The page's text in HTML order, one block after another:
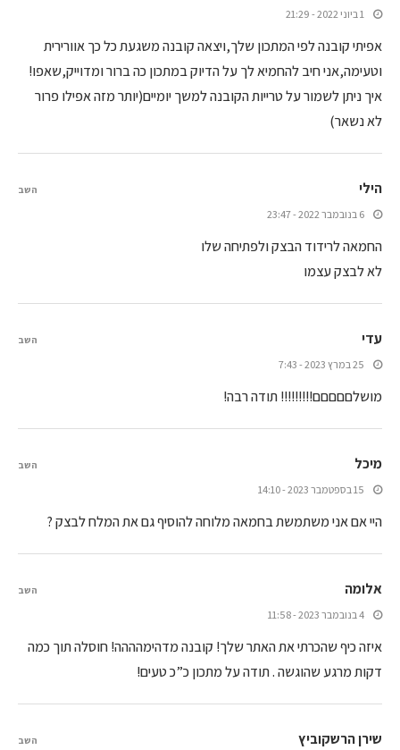
1 ביוני 2022 - 21:29
אפיתי קובנה לפי המתכון שלך,ויצאה קובנה משגעת כל כך אוורירית
וטעימה,אני חיב להחמיא לך על הדיוק במתכון כה ברור ומדוייק,שאפו!
איך ניתן לשמור על טרייות הקובנה למשך יומיים(יותר מזה אפילו פרור
לא נשאר)
הילי
6 בנובמבר 2022 - 23:47
החמאה לרידוד הבצק ולפתיחה שלו
לא לבצק עצמו
השב
עדי
25 במרץ 2023 - 7:43
מושלםםםםם!!!!!!!!! תודה רבה!
השב
מיכל
15 בספטמבר 2023 - 14:10
היי אם אני משתמשת בחמאה מלוחה להוסיף גם את המלח לבצק ?
השב
אלומה
4 בנובמבר 2023 - 11:58
איזה כיף שהכרתי את האתר שלך! קובנה מדהימהההה! חוסלה תוך כמה
דקות מרגע שהוגשה . תודה על מתכון כ”כ טעים!
השב
שירן הרשקוביץ השב